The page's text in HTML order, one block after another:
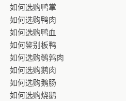
如何选购鸭掌
如何选购鸭肉
如何选购鸭血
如何鉴别板鸭
如何选购鹌鹑肉
如何选购鹅肉
如何选购鹅肠
如何选购烧鹅